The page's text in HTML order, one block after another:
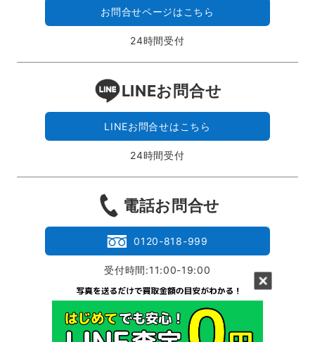
お問合せページはこちら
24時間受付
LINEお問合せ
LINEお問合せはこちら
24時間受付
電話お問合せ
0120-818-999
受付時間:11:00-19:00